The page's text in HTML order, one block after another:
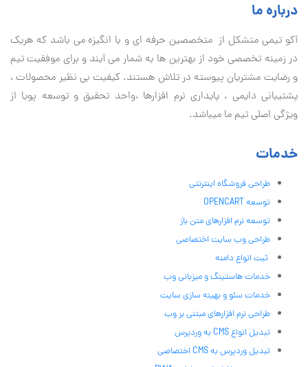
درباره ما
آكو تيمی متشکل از متخصصین حرفه ای و با انگیزه می باشد که هریک
در زمینه تخصصی خود از بهترین ها به شمار می آیند و برای موفقیت تيم
و رضایت مشتریان پیوسته در تلاش هستند. کیفیت بی نظير محصولات ،
پشتیبانی دايمی ، پایداری نرم افزارها ،واحد تحقیق و توسعه پویا از
ویژگی اصلی تیم ما میباشد.
خدمات
طراحی فروشگاه اینترنتی
توسعه OPENCART
توسعه نرم افزارهای متن باز
طراحی وب سایت اختصاصی
ثبت انواع دامنه
خدمات هاستینگ و میزبانی وب
خدمات سئو و بهینه سازی سایت
طراحی نرم افزارهای مبتنی بر وب
تبدیل انواع CMS به وردپرس
تبدیل وردپرس به CMS اختصاصی